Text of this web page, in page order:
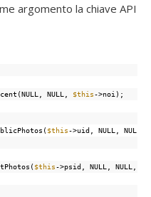
argomento la chiave API
NULL, $this->noi);
$this->uid, NULL, NULL,
$this->psid, NULL, NULL,